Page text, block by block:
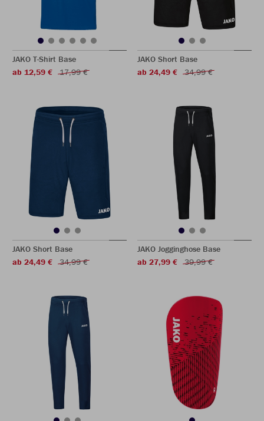
JAKO T-Shirt Base
ab 12,59 €
17,99 €
JAKO Short Base
ab 24,49 €
34,99 €
JAKO Short Base
ab 24,49 €
34,99 €
JAKO Jogginghose Base
ab 27,99 €
39,99 €